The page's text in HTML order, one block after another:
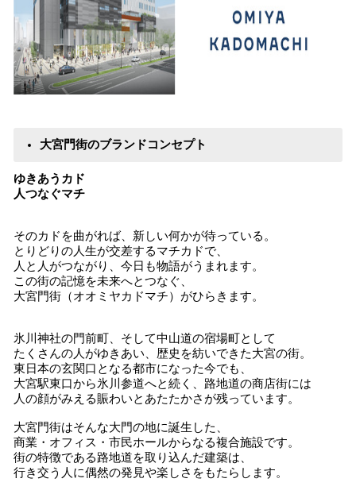
大宮門街のブランドコンセプト
ゆきあうカド
人つなぐマチ
そのカドを曲がれば、新しい何かが待っている。
とりどりの人生が交差するマチカドで、
人と人がつながり、今日も物語がうまれます。
この街の記憶を未来へとつなぐ、
大宮門街（オオミヤカドマチ）がひらきます。
氷川神社の門前町、そして中山道の宿場町として
たくさんの人がゆきあい、歴史を紡いできた大宮の街。
東日本の玄関口となる都市になった今でも、
大宮駅東口から氷川参道へと続く、路地道の商店街には
人の顔がみえる賑わいとあたたかさが残っています。
大宮門街はそんな大門の地に誕生した、
商業・オフィス・市民ホールからなる複合施設です。
街の特徴である路地道を取り込んだ建築は、
行き交う人に偶然の発見や楽しさをもたらします。